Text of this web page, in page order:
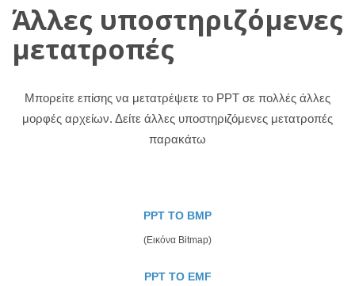
Άλλες υποστηριζόμενες
μετατροπές
Μπορείτε επίσης να μετατρέψετε το PPT σε πολλές άλλες
μορφές αρχείων. Δείτε άλλες υποστηριζόμενες μετατροπές
παρακάτω
PPT TO BMP
(Εικόνα Bitmap)
PPT TO EMF